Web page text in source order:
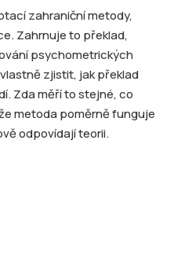
zahraniční metody,
Zahrnuje to překlad,
psychometrických
zjistit, jak překlad
Zda měří to stejné, co
metoda poměrně funguje
odpovídají teorii.